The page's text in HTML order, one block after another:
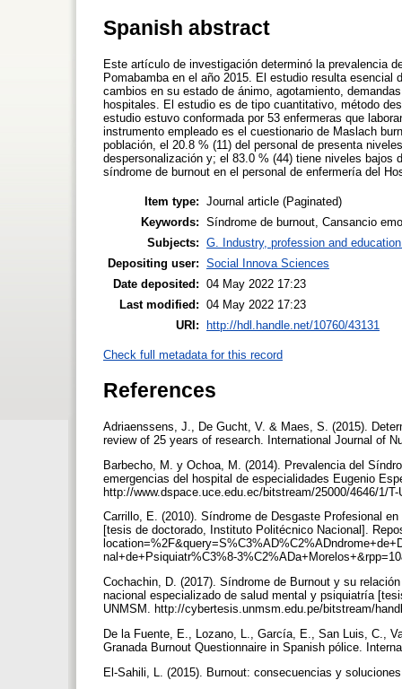
Spanish abstract
Este artículo de investigación determinó la prevalencia
Pomabamba en el año 2015. El estudio resulta
cambios en su estado de ánimo, agotamiento,
hospitales. El estudio es de tipo cuantitativo, método
estudio estuvo conformada por 53 enfermeras que
instrumento empleado es el cuestionario de Maslach
población, el 20.8 % (11) del personal de presenta
despersonalización y; el 83.0 % (44) tiene niveles bajos
síndrome de burnout en el personal de enfermería del
Item type: Journal article (Paginated)
Keywords: Síndrome de burnout, Cansancio
Subjects: G. Industry, profession and
Depositing user: Social Innova Sciences
Date deposited: 04 May 2022 17:23
Last modified: 04 May 2022 17:23
URI:
http://hdl.handle.net/10760/43131
Check full metadata for this record
References
Adriaenssens, J., De Gucht, V. & Maes, S. (2015).
review of 25 years of research. International Journal of
Barbecho, M. y Ochoa, M. (2014). Prevalencia del
emergencias del hospital de especialidades Eugenio
http://www.dspace.uce.edu.ec/bitstream/25000/4646/1/
Carrillo, E. (2010). Síndrome de Desgaste Profesional
[tesis de doctorado, Instituto Politécnico Nacional].
nal+de+Psiquiatr%C3%8-
Cochachin, D. (2017). Síndrome de Burnout y su
nacional especializado de salud mental y psiquiatría
UNMSM. http://cybertesis.unmsm.edu.pe/bitstream/
De la Fuente, E., Lozano, L., García, E., San Luis, C.,
Granada Burnout Questionnaire in Spanish pólice.
El-Sahili, L. (2015). Burnout: consecuencias y